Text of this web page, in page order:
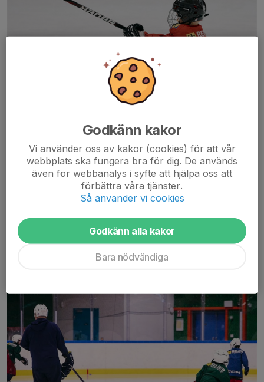
Nu på söndag kör vi avslutning för säsongens hockeylek. Det blir
fika och prisutdelning för alla barn som har deltagit under det här
Skridskoskolan flyttar till söndag
kommande två helger
Godkänn kakor
Vi använder oss av kakor (cookies) för att vår
webbplats ska fungera bra för dig. De används
även för webbanalys i syfte att hjälpa oss att
förbättra våra tjänster.
Så använder vi cookies
Godkänn alla kakor
Bara nödvändiga